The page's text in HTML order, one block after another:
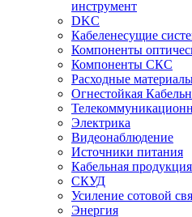
инструмент
DKC
Кабеленесущие
Компоненты
Компоненты СКС
Расходные
Огнестойкая
Электрика
Видеонаблюдение
Источники питания
Кабельная
СКУД
Усиление сотовой
Энергия